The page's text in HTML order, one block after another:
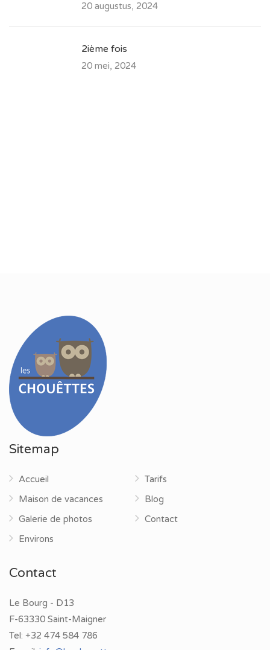
20 augustus, 2024
2ième fois
20 mei, 2024
Sitemap
Accueil
Maison de vacances
Galerie de photos
Environs
Tarifs
Blog
Contact
Contact
Le Bourg - D13
F-63330 Saint-Maigner
Tel: +32 474 584 786